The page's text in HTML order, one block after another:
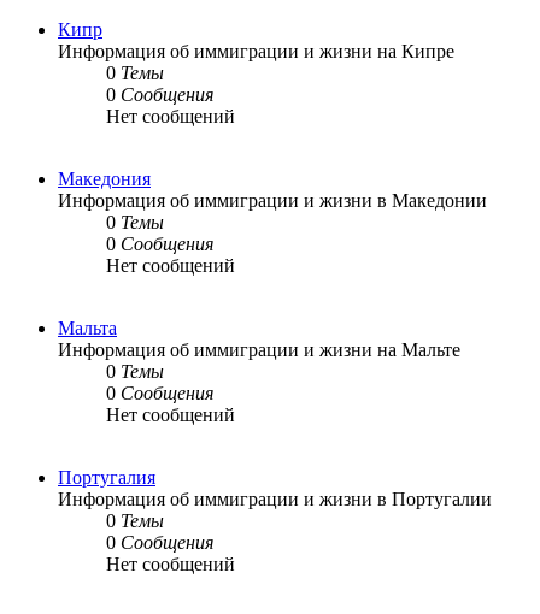
Кипр
Информация об иммиграции и жизни на Кипре
0 Темы
0 Сообщения
Нет сообщений
Македония
Информация об иммиграции и жизни в Македонии
0 Темы
0 Сообщения
Нет сообщений
Мальта
Информация об иммиграции и жизни на Мальте
0 Темы
0 Сообщения
Нет сообщений
Португалия
Информация об иммиграции и жизни в Португалии
0 Темы
0 Сообщения
Нет сообщений